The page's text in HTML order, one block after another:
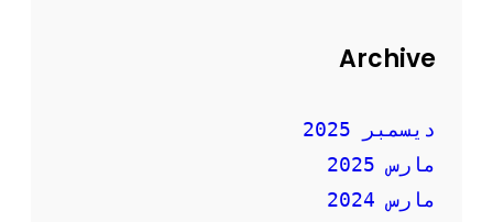
Archive
ديسمبر 2025
مارس 2025
مارس 2024